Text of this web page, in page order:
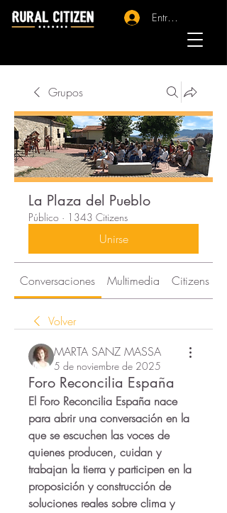
Entrar - Registro
Grupos
La Plaza del Pueblo
Público · 1343 Citizens
Unirse
Conversaciones Multimedia Citizens
Volver
MARTA SANZ MASSA
5 de noviembre de 2025
Foro Reconcilia España
El Foro Reconcilia España nace
para abrir una conversación en la
que se escuchen las voces de
quienes producen, cuidan y
trabajan la tierra y participen en la
proposición y construcción de
soluciones reales sobre clima y